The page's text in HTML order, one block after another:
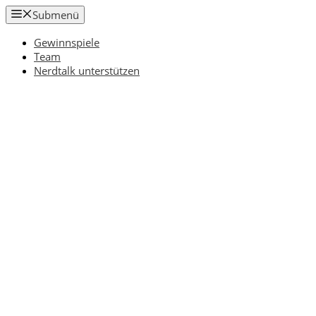
Zum
Inhalt
springen
Submenü
Gewinnspiele
Team
Nerdtalk unterstützen